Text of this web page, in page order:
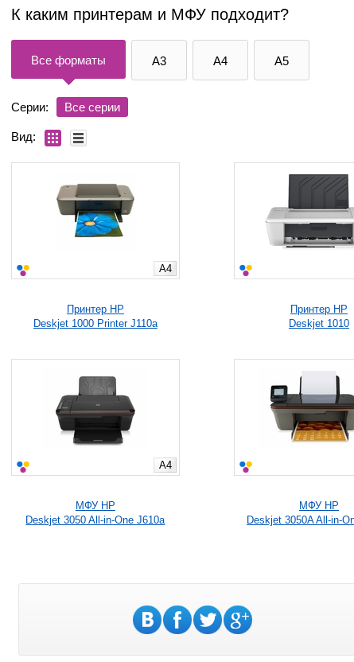
К каким принтерам и МФУ подходит?
Все форматы A3 A4 A5
Серии: Все серии
Вид:
A4
Принтер HP
Deskjet 1000 Printer J110a
Принтер HP
Deskjet 1010
A4
МФУ HP
Deskjet 3050 All-in-One J610a
МФУ HP
Deskjet 3050A All-in-